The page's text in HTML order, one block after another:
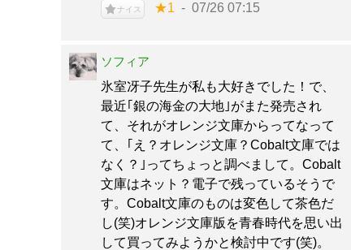
ナイス ★1 07/26 07:15
ソフィア
氷室冴子先生が私も大好きでした！で、
最近｢銀の海金の大地｣がまた発売され
て、それがオレンジ文庫からってなって
て、｢え？オレンジ文庫？Cobalt文庫では
なく？｣ってちょっと調べまして。Cobalt
文庫はネット？電子で残っているそうで
す。Cobalt文庫のものは変色して茶色だ
し(笑)オレンジ文庫版を青春時代を思い出
して買ってみようかと検討中です(笑)。